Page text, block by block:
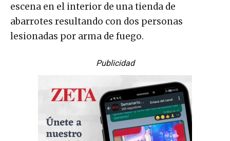
escena en el interior de una tienda de
abarrotes resultando con dos personas
lesionadas por arma de fuego.
Publicidad